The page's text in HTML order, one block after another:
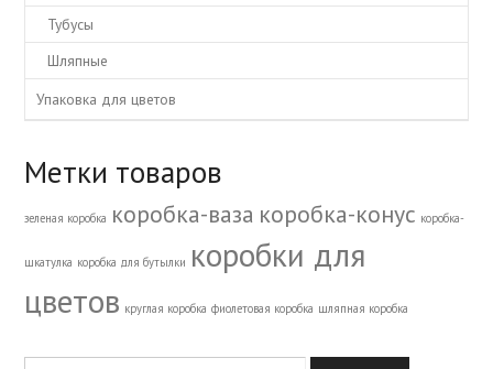
Тубусы
Шляпные
Упаковка для цветов
Метки товаров
зеленая коробка коробка-ваза коробка-конус коробка-
шкатулка коробка для бутылки коробки для
цветов круглая коробка фиолетовая коробка шляпная коробка